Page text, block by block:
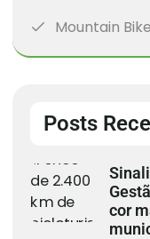
Mountain Bike
Posts
cor